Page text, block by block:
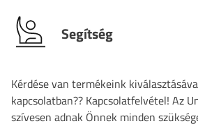
Segítség
Kérdése van termékeink
kapcsolatban?? Kapcsolatfelvétel! Az
szívesen adnak Önnek minden